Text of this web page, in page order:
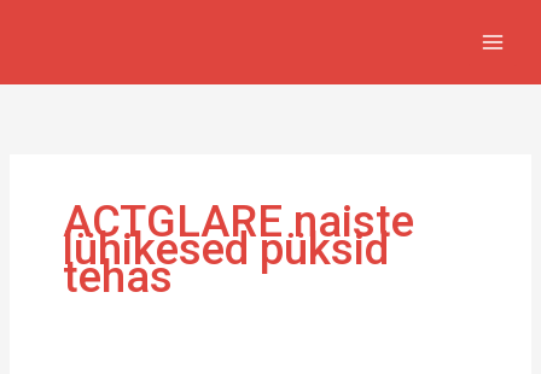
ACTGLARE naiste
lühikesed püksid
tehas